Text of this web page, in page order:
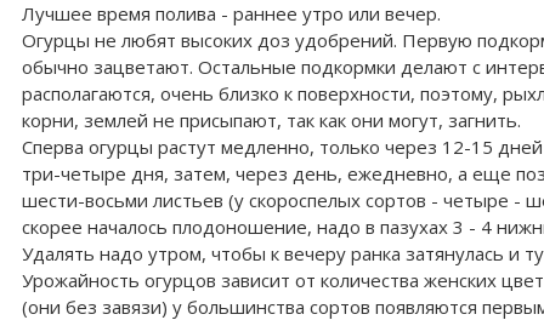
Лучшее время полива - раннее утро или вечер.
Огурцы не любят высоких доз удобрений. Первую
обычно зацветают. Остальные подкормки делают с
располагаются, очень близко к поверхности, поэтому,
корни, землей не присыпают, так как они могут, загнить.
Сперва огурцы растут медленно, только через 12-15
три-четыре дня, затем, через день, ежедневно, а еще
шести-восьми листьев (у скороспелых сортов - четыре -
скорее началось плодоношение, надо в пазухах 3 - 4
Удалять надо утром, чтобы к вечеру ранка затянулась и
Урожайность огурцов зависит от количества женских
(они без завязи) у большинства сортов появляются